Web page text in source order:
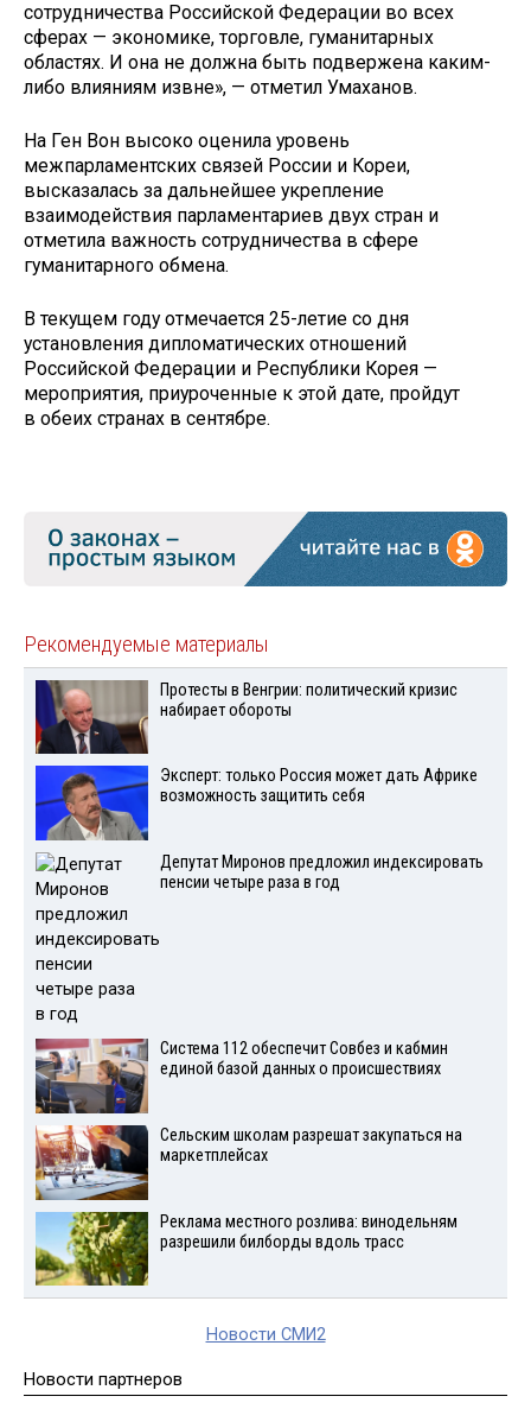
сотрудничества Российской Федерации во всех
сферах — экономике, торговле, гуманитарных
областях. И она не должна быть подвержена каким-
либо влияниям извне», — отметил Умаханов.
На Ген Вон высоко оценила уровень
межпарламентских связей России и Кореи,
высказалась за дальнейшее укрепление
взаимодействия парламентариев двух стран и
отметила важность сотрудничества в сфере
гуманитарного обмена.
В текущем году отмечается 25-летие со дня
установления дипломатических отношений
Российской Федерации и Республики Корея —
мероприятия, приуроченные к этой дате, пройдут
в обеих странах в сентябре.
Рекомендуемые материалы
Протесты в Венгрии: политический кризис
набирает обороты
Эксперт: только Россия может дать Африке
возможность защитить себя
Депутат Миронов предложил индексировать
пенсии четыре раза в год
Система 112 обеспечит Совбез и кабмин
единой базой данных о происшествиях
Сельским школам разрешат закупаться на
маркетплейсах
Реклама местного розлива: винодельням
разрешили билборды вдоль трасс
Новости СМИ2
Новости партнеров